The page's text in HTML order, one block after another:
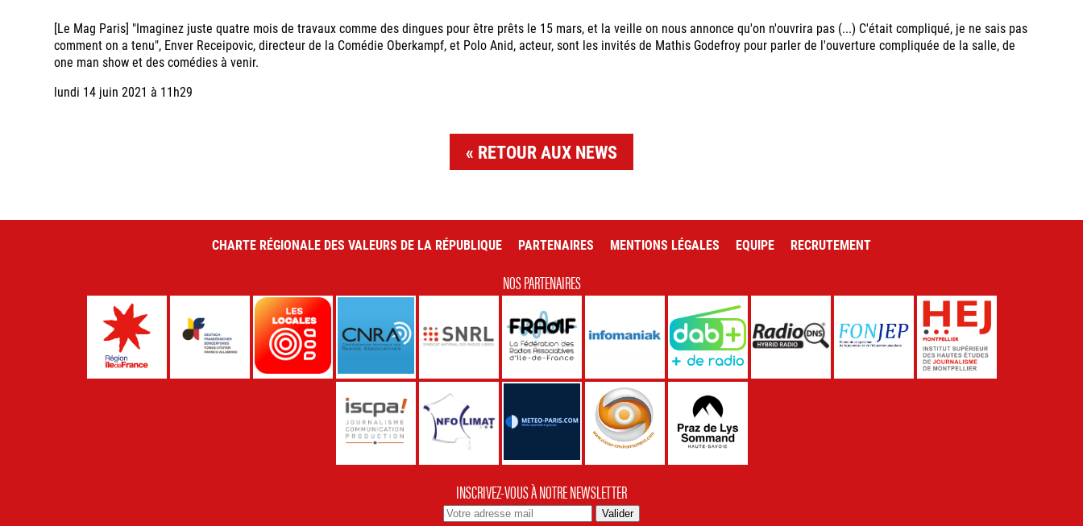
[Le Mag Paris] "Imaginez juste quatre mois de travaux comme des dingues pour être prêts le 15 mars, et la veille on nous annonce qu'on n'ouvrira pas (...) C'était compliqué, je ne sais pas
comment on a tenu", Enver Receipovic, directeur de la Comédie Oberkampf, et Polo Anid, acteur, sont les invités de Mathis Godefroy pour parler de l'ouverture compliquée de la salle, de
one man show et des comédies à venir.
lundi 14 juin 2021 à 11h29
RETOUR AUX NEWS
CHARTE RÉGIONALE DES VALEURS DE LA RÉPUBLIQUE PARTENAIRES MENTIONS LÉGALES EQUIPE RECRUTEMENT
NOS PARTENAIRES
INSCRIVEZ-VOUS À NOTRE NEWSLETTER